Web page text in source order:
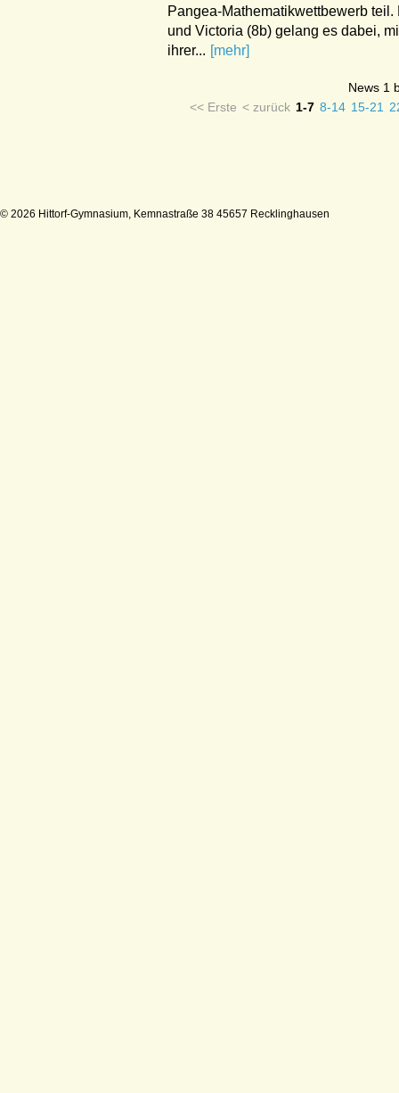
Pangea-Mathematikwettbewerb
und Victoria (8b) gelang es dabei,
ihrer... [mehr]
News 1
<< Erste < zurück 1-7 8-14 15-21
© 2026 Hittorf-Gymnasium, Kemnastraße 38 45657 Recklinghausen